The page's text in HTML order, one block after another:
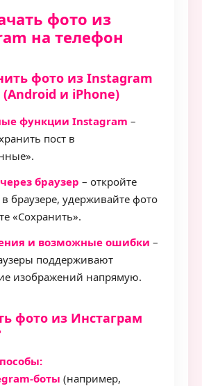
фото из
на телефон
фото из Instagram
и iPhone)
функции Instagram –
пост в
браузер – откройте
браузере, удерживайте фото
«Сохранить».
и возможные ошибки –
поддерживают
изображений напрямую.
фото из Инстаграм
боты (например,